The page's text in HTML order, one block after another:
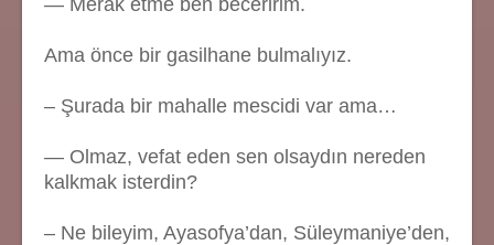
— Merak etme ben beceririm.
Ama önce bir gasilhane bulmalıyız.
– Şurada bir mahalle mescidi var ama…
— Olmaz, vefat eden sen olsaydın nereden
kalkmak isterdin?
– Ne bileyim, Ayasofya’dan, Süleymaniye’den,